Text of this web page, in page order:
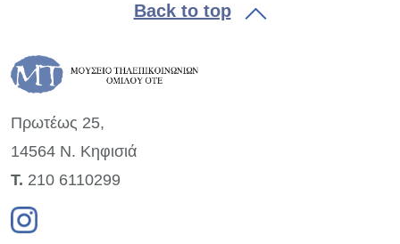
Back to top
Πρωτέως 25,
14564 Ν. Κηφισιά
Τ. 210 6110299